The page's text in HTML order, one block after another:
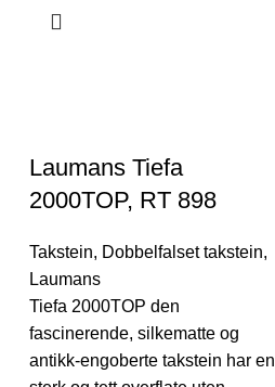
Laumans Tiefa
2000TOP, RT 898
Takstein, Dobbelfalset takstein,
Laumans
Tiefa 2000TOP den
fascinerende, silkematte og
antikk-engoberte takstein har en